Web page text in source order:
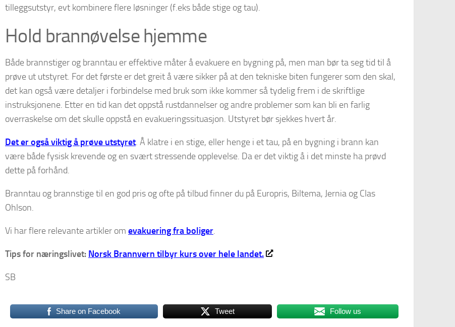
tilleggsutstyr, evt kombinere flere løsninger (f.eks både stige og tau).
Hold brannøvelse hjemme
Både brannstiger og branntau er effektive måter å evakuere en bygning på, men man bør ta seg tid til å
prøve ut utstyret. For det første er det greit å være sikker på at den tekniske biten fungerer som den skal,
det kan også være detaljer i forbindelse med bruk som ikke kommer så tydelig frem i de skriftlige
instruksjonene. Etter en tid kan det oppstå rustdannelser og andre problemer som kan bli en farlig
overraskelse om det skulle oppstå en evakueringssituasjon. Utstyret bør sjekkes hvert år.
Det er også viktig å prøve utstyret. Å klatre i en stige, eller henge i et tau, på en bygning i brann kan
være både fysisk krevende og en svært stressende opplevelse. Da er det viktig å i det minste ha prøvd
dette på forhånd.
Branntau og brannstige til en god pris og ofte på tilbud finner du på Europris, Biltema, Jernia og Clas
Ohlson.
Vi har flere relevante artikler om evakuering fra boliger.
Tips for næringslivet: Norsk Brannvern tilbyr kurs over hele landet.
SB
Share on Facebook Tweet Follow us